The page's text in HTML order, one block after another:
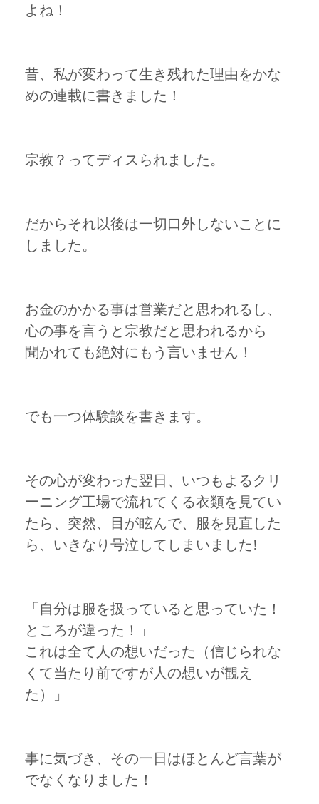
よね！
昔、私が変わって生き残れた理由をかな
めの連載に書きました！
宗教？ってディスられました。
だからそれ以後は一切口外しないことに
しました。
お金のかかる事は営業だと思われるし、
心の事を言うと宗教だと思われるから
聞かれても絶対にもう言いません！
でも一つ体験談を書きます。
その心が変わった翌日、いつもよるクリ
ーニング工場で流れてくる衣類を見てい
たら、突然、目が眩んで、服を見直した
ら、いきなり号泣してしまいました!
「自分は服を扱っていると思っていた！
ところが違った！」
これは全て人の想いだった（信じられな
くて当たり前ですが人の想いが観え
た）」
事に気づき、その一日はほとんど言葉が
でなくなりました！